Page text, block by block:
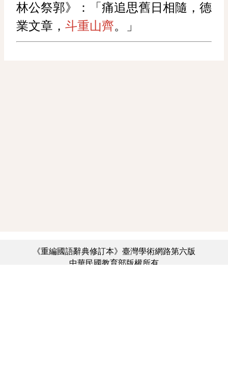
林公祭郭》：「痛追思舊日相隨，德
業文章， 斗重山齊。」
《重編國語辭典修訂本》臺灣學術網路第六版
中華民國教育部版權所有